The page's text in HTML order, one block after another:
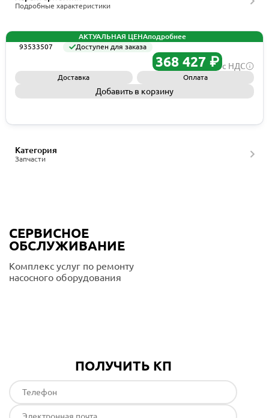
Подробные характеристики
АКТУАЛЬНАЯ ЦЕНАподробнее
93533507
Доступен для заказа
368 427 ₽ с НДС
Доставка Оплата
Добавить в корзину
Запчасти
Категория
СЕРВИСНОЕ
ОБСЛУЖИВАНИЕ
Комплекс услуг по ремонту
насосного оборудования
ПОЛУЧИТЬ КП